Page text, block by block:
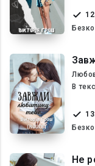
В
Не